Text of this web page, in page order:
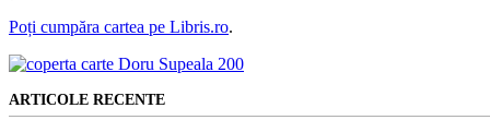
Poți cumpăra cartea pe Libris.ro.
ARTICOLE RECENTE